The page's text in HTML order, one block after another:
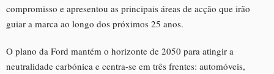
compromisso e apresentou as principais áreas de acção que irão
guiar a marca ao longo dos próximos 25 anos.
O plano da Ford mantém o horizonte de 2050 para atingir a
neutralidade carbónica e centra-se em três frentes: automóveis,